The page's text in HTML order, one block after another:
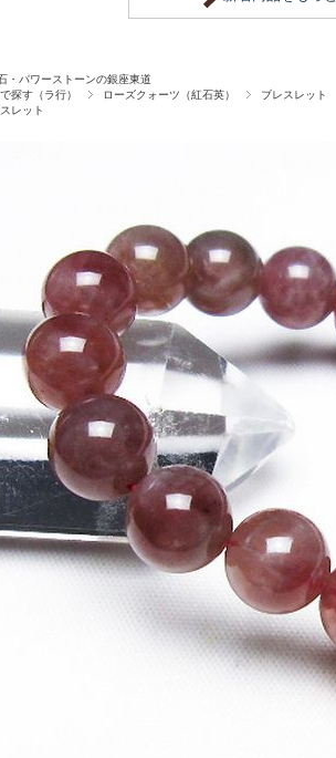
・パワーストーンの銀座東道
探す（ラ行）
ローズクォーツ（紅石英）
ブレスレット
レット